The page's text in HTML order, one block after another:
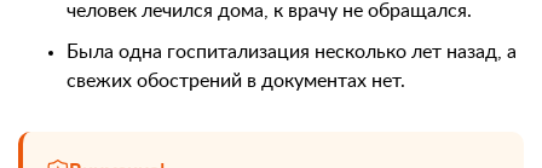
человек лечился дома, к врачу не обращался.
Была одна госпитализация несколько лет назад, а
свежих обострений в документах нет.